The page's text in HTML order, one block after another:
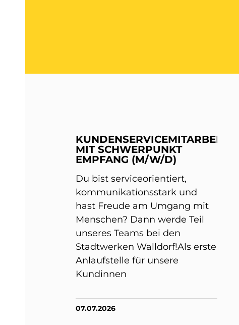
KUNDENSERVICEMITARBEITER
MIT SCHWERPUNKT
EMPFANG (M/W/D)
Du bist serviceorientiert,
kommunikationsstark und
hast Freude am Umgang mit
Menschen? Dann werde Teil
unseres Teams bei den
Stadtwerken Walldorf!Als erste
Anlaufstelle für unsere
Kundinnen
07.07.2026